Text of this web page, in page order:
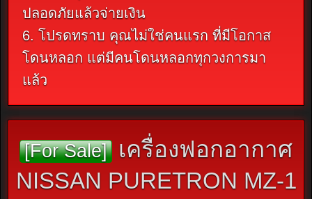
ปลอดภัยแล้วจ่ายเงิน
6. โปรดทราบ คุณไม่ใช่คนแรก ที่มีโอกาส
โดนหลอก แต่มีคนโดนหลอกทุกวงการมา
แล้ว
[For Sale] เครื่องฟอกอากาศ
NISSAN PURETRON MZ-1